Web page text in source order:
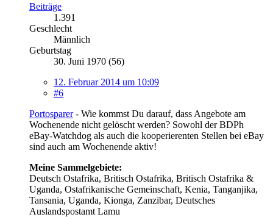
Beiträge
1.391
Geschlecht
Männlich
Geburtstag
30. Juni 1970 (56)
12. Februar 2014 um 10:09
#6
Portosparer- Wie kommst Du darauf, dass Angebote am
Wochenende nicht gelöscht werden? Sowohl der BDPh
eBay-Watchdog als auch die kooperierenten Stellen bei eBay
sind auch am Wochenende aktiv!
Meine Sammelgebiete:
Deutsch Ostafrika, Britisch Ostafrika, Britisch Ostafrika &
Uganda, Ostafrikanische Gemeinschaft, Kenia, Tanganjika,
Tansania, Uganda, Kionga, Zanzibar, Deutsches
Auslandspostamt Lamu